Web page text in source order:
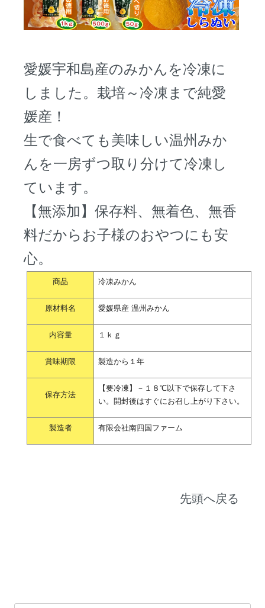
愛媛宇和島産のみかんを冷凍に
しました。栽培～冷凍まで純愛
媛産！
生で食べても美味しい温州みか
んを一房ずつ取り分けて冷凍し
ています。
【無添加】保存料、無着色、無香
料だからお子様のおやつにも安
心。
商品 冷凍みかん
原材料名 愛媛県産 温州みかん
内容量 １ｋｇ
賞味期限 製造から１年
保存方法
【要冷凍】－１８℃以下で保存して下さ
い。開封後はすぐにお召し上がり下さい。
製造者 有限会社南四国ファーム
先頭へ戻る